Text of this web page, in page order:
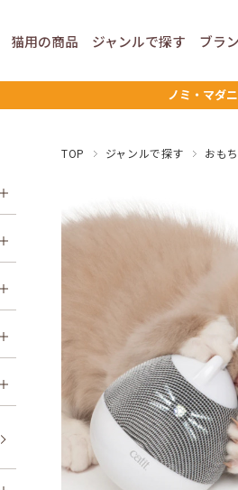
ノミ・マダ
猫用の商品 ジャンルで探す ブラ
TOP ジャンルで探す おも